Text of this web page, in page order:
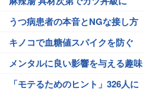
うつ病患者の本音とNGな接し方
キノコで血糖値スパイクを防ぐ
メンタルに良い影響を与える趣味
「モテるためのヒント」326人に